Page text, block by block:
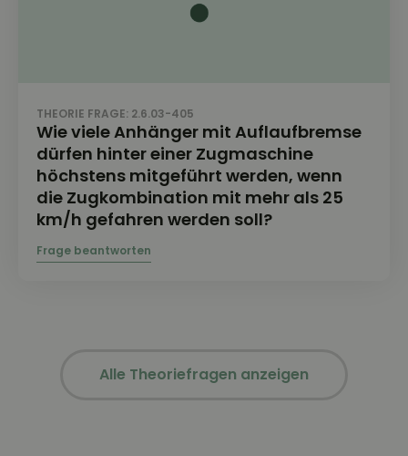
THEORIE FRAGE: 2.6.03-405
Wie viele Anhänger mit Auflaufbremse
dürfen hinter einer Zugmaschine
höchstens mitgeführt werden, wenn
die Zugkombination mit mehr als 25
km/h gefahren werden soll?
Alle Theoriefragen anzeigen